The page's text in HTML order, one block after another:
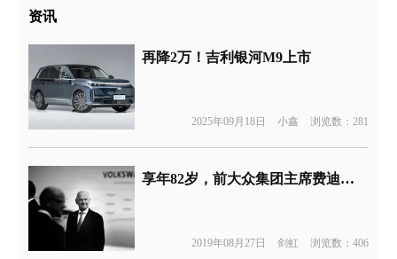
资讯
再降2万！吉利银河M9上市
2025年09月18日 小鑫 浏览数：281
享年82岁，前大众集团主席费迪南德-皮耶希去世
2019年08月27日 剑虹 浏览数：406